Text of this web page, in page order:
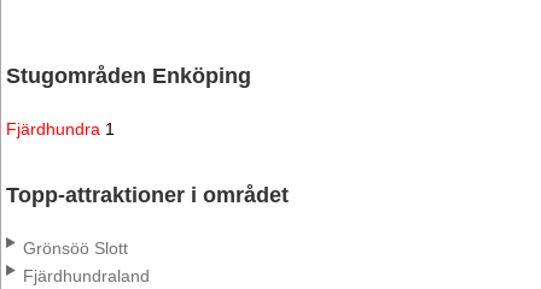
Stugområden Enköping
Fjärdhundra 1
Topp-attraktioner i området
Grönsöö Slott
Fjärdhundraland